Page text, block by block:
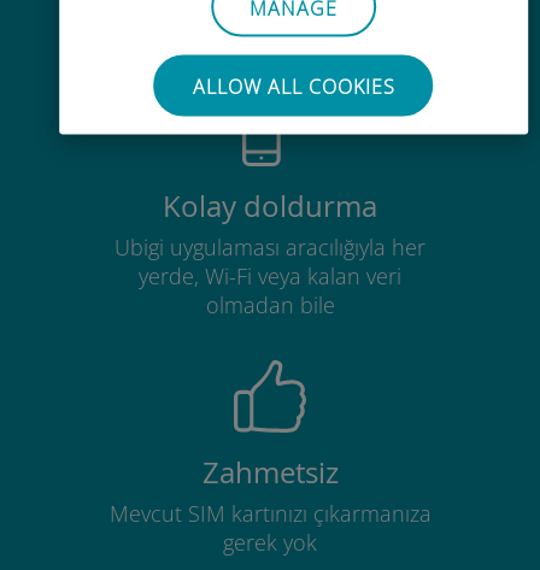
MANAGE
ALLOW ALL COOKIES
ücretlerinden %90'a kadar daha
ucuz
Kolay doldurma
Ubigi uygulaması aracılığıyla her
yerde, Wi-Fi veya kalan veri
olmadan bile
Zahmetsiz
Mevcut SIM kartınızı çıkarmanıza
gerek yok